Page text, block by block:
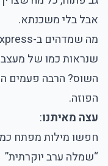
אבל בלי משכנתא.
השוס? הרבה פעמים
הפוזה.
עצה מאיתנו:
“שמלה ערב יוקרתית”